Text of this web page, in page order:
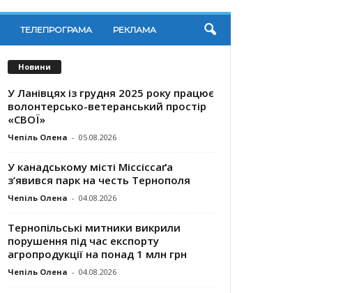
ТЕЛЕПРОГРАМА РЕКЛАМА
Новини
У Ланівцях із грудня 2025 року працює
волонтерсько-ветеранський простір
«СВОЇ»
Чепіль Олена - 05.08.2026
У канадському місті Міссіссаґа
з’явився парк на честь Тернополя
Чепіль Олена - 04.08.2026
Тернопільські митники викрили
порушення під час експорту
агропродукції на понад 1 млн грн
Чепіль Олена - 04.08.2026